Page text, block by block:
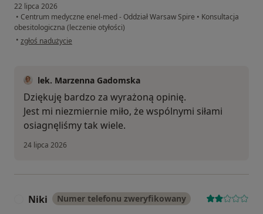
22 lipca 2026
• Centrum medyczne enel-med - Oddział Warsaw Spire • Konsultacja
obesitologiczna (leczenie otyłości)
• w opinii użytkownika Marcin Krężelok
zgłoś nadużycie
lek. Marzenna Gadomska
Dziękuję bardzo za wyrażoną opinię.
Jest mi niezmiernie miło, że wspólnymi siłami
osiagnęliśmy tak wiele.
24 lipca 2026
Niki Numer telefonu zweryfikowany